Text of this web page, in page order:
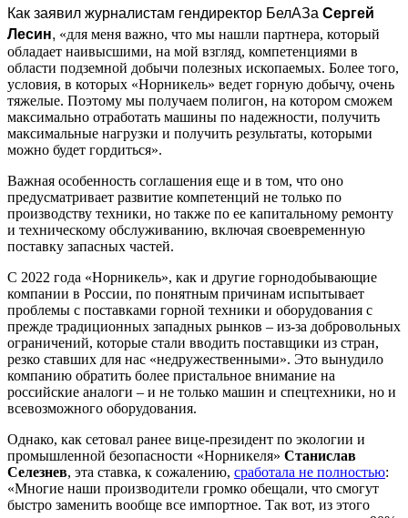
Как заявил журналистам гендиректор БелАЗаСергей
Лесин, «для меня важно, что мы нашли партнера, который
обладает наивысшими, на мой взгляд, компетенциями в
области подземной добычи полезных ископаемых. Более того,
условия, в которых «Норникель» ведет горную добычу, очень
тяжелые. Поэтому мы получаем полигон, на котором сможем
максимально отработать машины по надежности, получить
максимальные нагрузки и получить результаты, которыми
можно будет гордиться».
Важная особенность соглашения еще и в том, что оно
предусматривает развитие компетенций не только по
производству техники, но также по ее капитальному ремонту
и техническому обслуживанию, включая своевременную
поставку запасных частей.
С 2022 года «Норникель», как и другие горнодобывающие
компании в России, по понятным причинам испытывает
проблемы с поставками горной техники и оборудования с
прежде традиционных западных рынков – из-за добровольных
ограничений, которые стали вводить поставщики из стран,
резко ставших для нас «недружественными». Это вынудило
компанию обратить более пристальное внимание на
российские аналоги – и не только машин и спецтехники, но и
всевозможного оборудования.
Однако, как сетовал ранее вице-президент по экологии и
промышленной безопасности «Норникеля» Станислав
Селезнев, эта ставка, к сожалению, сработала не полностью:
«Многие наши производители громко обещали, что смогут
быстро заменить вообще все импортное. Так вот, из этого